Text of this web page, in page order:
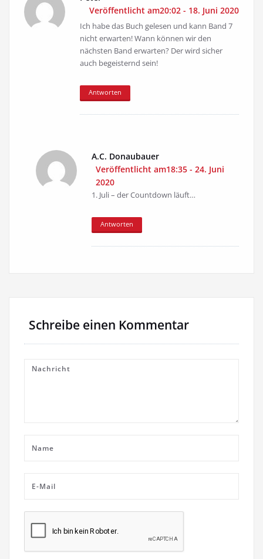
Veröffentlicht am20:02 - 18. Juni 2020
Ich habe das Buch gelesen und kann Band 7
nicht erwarten! Wann können wir den
nächsten Band erwarten? Der wird sicher
auch begeisternd sein!
Antworten
A.C. Donaubauer
Veröffentlicht am18:35 - 24. Juni
2020
1. Juli – der Countdown läuft…
Antworten
Schreibe einen Kommentar